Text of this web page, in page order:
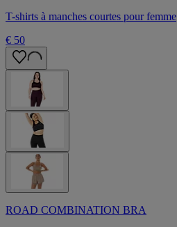
T-shirts à manches courtes pour femme
€ 50
ROAD COMBINATION BRA